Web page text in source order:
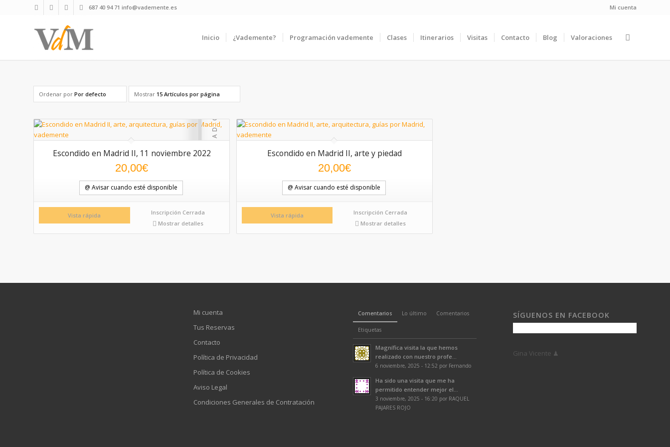
Mi cuenta
687 40 94 71 info@vademente.es
Inicio ¿Vademente? Programación vademente Clases Itinerarios Visitas Contacto Blog Valoraciones
Ordenar por Por defecto Mostrar 15 Artículos por página
Escondido en Madrid II, 11 noviembre 2022
20,00€
@ Avisar cuando esté disponible
Vista rápida
Inscripción Cerrada
Mostrar detalles
Escondido en Madrid II, arte y piedad
20,00€
@ Avisar cuando esté disponible
Vista rápida
Inscripción Cerrada
Mostrar detalles
Mi cuenta
Tus Reservas
Contacto
Política de Privacidad
Política de Cookies
Aviso Legal
Condiciones Generales de Contratación
Comentarios Lo último Comentarios
Etiquetas
Magnífica visita la que hemos
realizado con nuestro profe...
6 noviembre, 2025 - 12:52 por Fernando
Ha sido una visita que me ha
permitido entender mejor el...
3 noviembre, 2025 - 16:20 por RAQUEL
PAJARES ROJO
SÍGUENOS EN FACEBOOK
Gina Vicente ♟